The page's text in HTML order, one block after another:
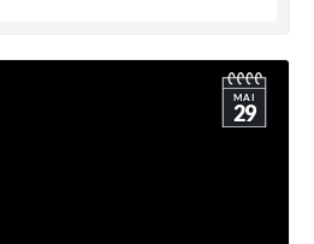
MAI
29